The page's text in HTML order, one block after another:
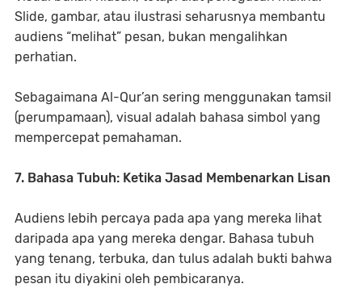
Slide, gambar, atau ilustrasi seharusnya membantu
audiens “melihat” pesan, bukan mengalihkan
perhatian.
Sebagaimana Al-Qur’an sering menggunakan tamsil
(perumpamaan), visual adalah bahasa simbol yang
mempercepat pemahaman.
7. Bahasa Tubuh: Ketika Jasad Membenarkan Lisan
Audiens lebih percaya pada apa yang mereka lihat
daripada apa yang mereka dengar. Bahasa tubuh
yang tenang, terbuka, dan tulus adalah bukti bahwa
pesan itu diyakini oleh pembicaranya.